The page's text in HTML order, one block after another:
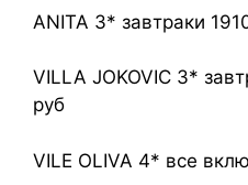
ANITA 3* завтраки
VILLA JOKOVIC 3*
руб
VILE OLIVA 4* все